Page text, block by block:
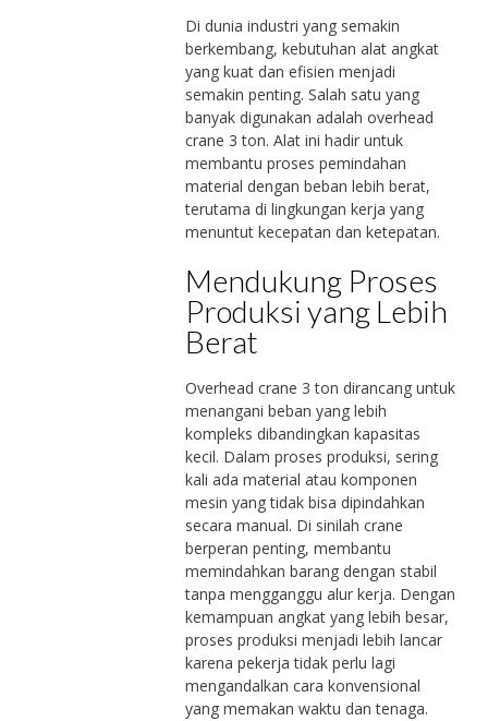
Di dunia industri yang semakin
berkembang, kebutuhan alat angkat
yang kuat dan efisien menjadi
semakin penting. Salah satu yang
banyak digunakan adalah overhead
crane 3 ton. Alat ini hadir untuk
membantu proses pemindahan
material dengan beban lebih berat,
terutama di lingkungan kerja yang
menuntut kecepatan dan ketepatan.
Mendukung Proses
Produksi yang Lebih
Berat
Overhead crane 3 ton dirancang untuk
menangani beban yang lebih
kompleks dibandingkan kapasitas
kecil. Dalam proses produksi, sering
kali ada material atau komponen
mesin yang tidak bisa dipindahkan
secara manual. Di sinilah crane
berperan penting, membantu
memindahkan barang dengan stabil
tanpa mengganggu alur kerja. Dengan
kemampuan angkat yang lebih besar,
proses produksi menjadi lebih lancar
karena pekerja tidak perlu lagi
mengandalkan cara konvensional
yang memakan waktu dan tenaga.